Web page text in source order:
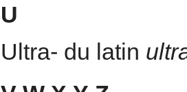
U
Ultra- du latin